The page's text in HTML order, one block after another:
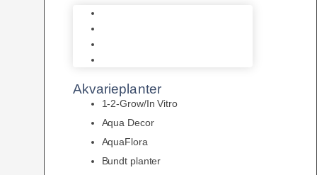
Akvarieplanter
1-2-Grow/In Vitro
Aqua Decor
AquaFlora
Bundt planter